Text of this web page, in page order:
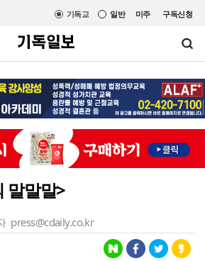
미주 구독신청
일반
기독교
말말말>
press@cdaily.co.kr